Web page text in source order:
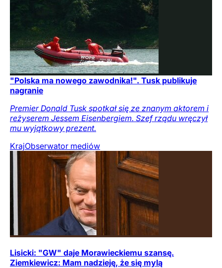
"Polska ma nowego zawodnika!". Tusk publikuje
nagranie
Premier Donald Tusk spotkał się ze znanym aktorem i
reżyserem Jessem Eisenbergiem. Szef rządu wręczył
mu wyjątkowy prezent.
KrajObserwator mediów
Lisicki: "GW" daje Morawieckiemu szansę.
Ziemkiewicz: Mam nadzieję, że się mylą